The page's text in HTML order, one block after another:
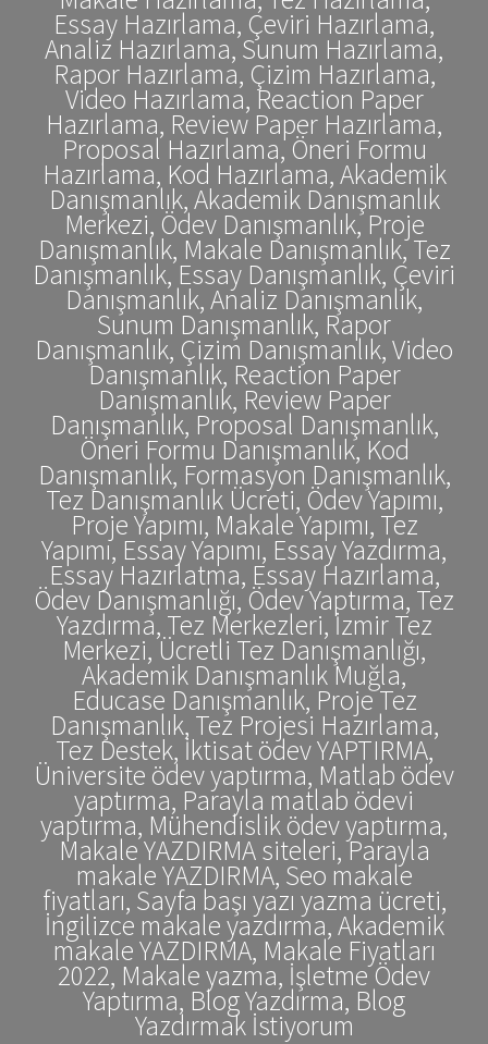
Essay Hazırlama, Çeviri Hazırlama,
Analiz Hazırlama, Sunum Hazırlama,
Rapor Hazırlama, Çizim Hazırlama,
Video Hazırlama, Reaction Paper
Hazırlama, Review Paper Hazırlama,
Proposal Hazırlama, Öneri Formu
Hazırlama, Kod Hazırlama, Akademik
Danışmanlık, Akademik Danışmanlık
Merkezi, Ödev Danışmanlık, Proje
Danışmanlık, Makale Danışmanlık, Tez
Danışmanlık, Essay Danışmanlık, Çeviri
Danışmanlık, Analiz Danışmanlık,
Sunum Danışmanlık, Rapor
Danışmanlık, Çizim Danışmanlık, Video
Danışmanlık, Reaction Paper
Danışmanlık, Review Paper
Danışmanlık, Proposal Danışmanlık,
Öneri Formu Danışmanlık, Kod
Danışmanlık, Formasyon Danışmanlık,
Tez Danışmanlık Ücreti, Ödev Yapımı,
Proje Yapımı, Makale Yapımı, Tez
Yapımı, Essay Yapımı, Essay Yazdırma,
Essay Hazırlatma, Essay Hazırlama,
Ödev Danışmanlığı, Ödev Yaptırma, Tez
Yazdırma, Tez Merkezleri, İzmir Tez
Merkezi, Ücretli Tez Danışmanlığı,
Akademik Danışmanlık Muğla,
Educase Danışmanlık, Proje Tez
Danışmanlık, Tez Projesi Hazırlama,
Tez Destek, İktisat ödev YAPTIRMA,
Üniversite ödev yaptırma, Matlab ödev
yaptırma, Parayla matlab ödevi
yaptırma, Mühendislik ödev yaptırma,
Makale YAZDIRMA siteleri, Parayla
makale YAZDIRMA, Seo makale
fiyatları, Sayfa başı yazı yazma ücreti,
İngilizce makale yazdırma, Akademik
makale YAZDIRMA, Makale Fiyatları
2022, Makale yazma, İşletme Ödev
Yaptırma, Blog Yazdırma, Blog
Yazdırmak İstiyorum